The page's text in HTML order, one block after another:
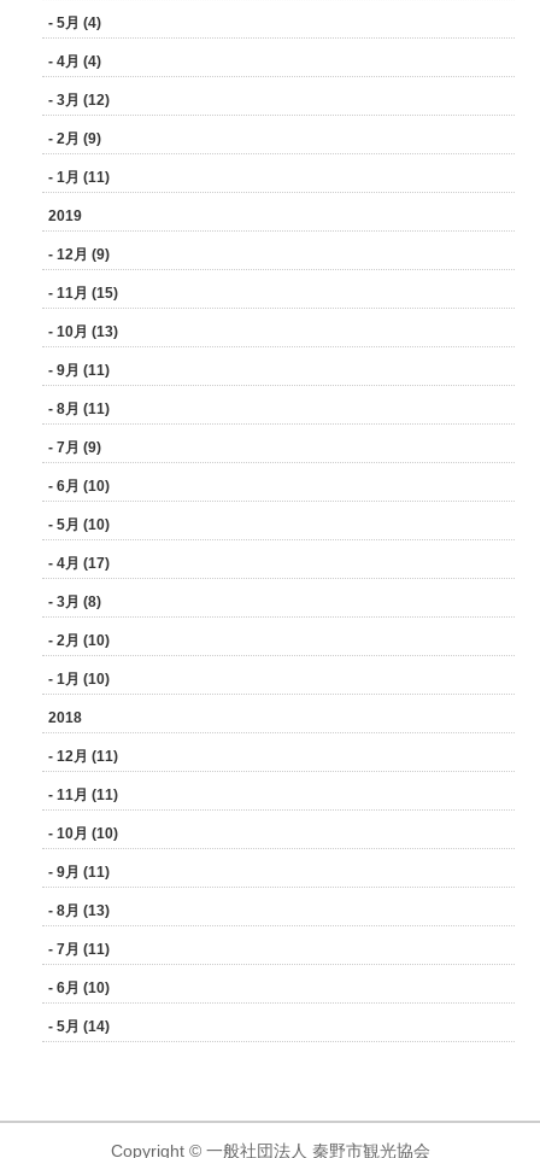
- 5月 (4)
- 4月 (4)
- 3月 (12)
- 2月 (9)
- 1月 (11)
2019
- 12月 (9)
- 11月 (15)
- 10月 (13)
- 9月 (11)
- 8月 (11)
- 7月 (9)
- 6月 (10)
- 5月 (10)
- 4月 (17)
- 3月 (8)
- 2月 (10)
- 1月 (10)
2018
- 12月 (11)
- 11月 (11)
- 10月 (10)
- 9月 (11)
- 8月 (13)
- 7月 (11)
- 6月 (10)
- 5月 (14)
Copyright © 一般社団法人 秦野市観光協会